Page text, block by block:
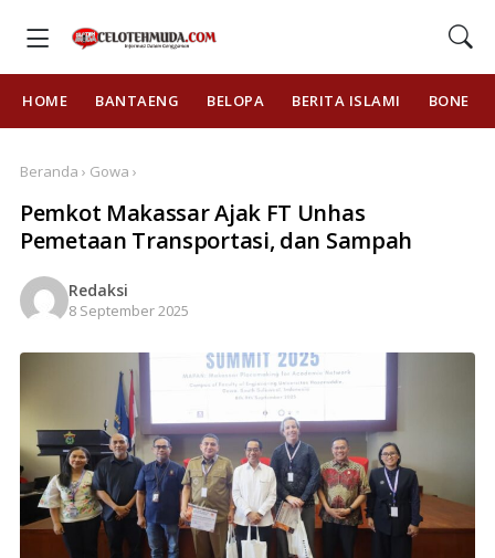
HOME BANTAENG BELOPA BERITA ISLAMI BONE
Beranda › Gowa ›
Pemkot Makassar Ajak FT Unhas
Pemetaan Transportasi, dan Sampah
Redaksi
8 September 2025